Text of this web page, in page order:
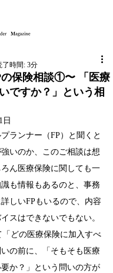
の保険相談①〜 「医療
ですか？」という相
了時間: 3分
日
ランナー（FP）と聞くと
いのか、このご相談は想
ん医療保険に関しても一
も情報もあるのと、事務
しいFPもいるので、内容
スはできないでもない。
「どの医療保険に加入すべ
の前に、「そもそも医療
か？」という問いの方が